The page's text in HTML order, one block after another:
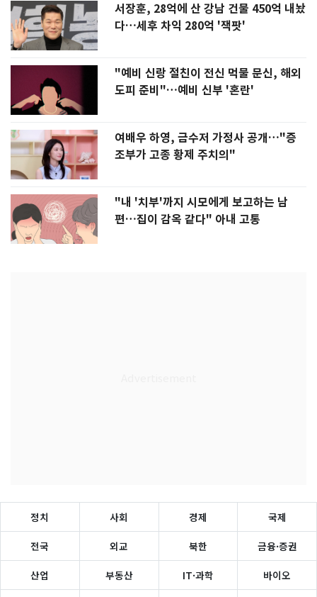
서장훈, 28억에 산 강남 건물 450억 내놨
다…세후 차익 280억 '잭팟'
"예비 신랑 절친이 전신 먹물 문신, 해외
도피 준비"…예비 신부 '혼란'
여배우 하영, 금수저 가정사 공개…"증
조부가 고종 황제 주치의"
"내 '치부'까지 시모에게 보고하는 남
편…집이 감옥 같다" 아내 고통
정치 사회 경제 국제
전국 외교 북한 금융·증권
산업 부동산 IT·과학 바이오